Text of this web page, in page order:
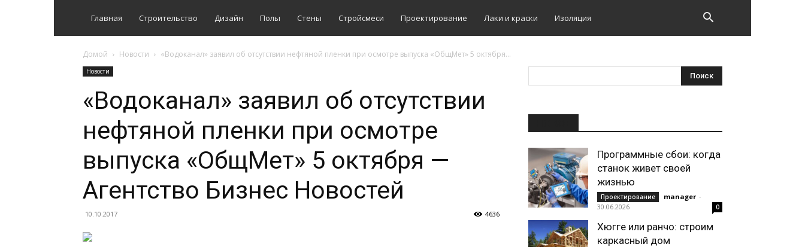
Главная Строительство Дизайн Полы Стены Стройсмеси Проектирование Лаки и краски Изоляция
Домой Новости «Водоканал» заявил об отсутствии нефтяной пленки при осмотре выпуска «ОбщМет» 5 октября...
Новости
«Водоканал» заявил об отсутствии
нефтяной пленки при осмотре
выпуска «ОбщМет» 5 октября —
Агентство Бизнес Новостей
10.10.2017 4636
Программные сбои: когда
станок живет своей
жизнью
Проектирование manager -
30.06.2026
0
Хюгге или ранчо: строим
каркасный дом